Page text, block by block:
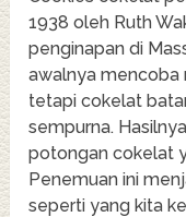
1938 oleh Ruth
penginapan di
awalnya mencoba
tetapi cokelat
sempurna.
potongan cokelat
Penemuan ini
seperti yang kita